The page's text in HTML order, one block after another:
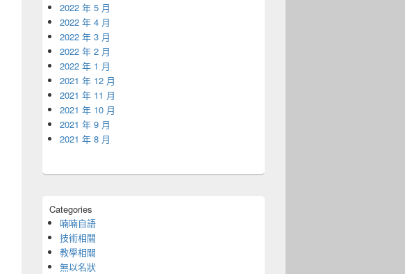
2022 年 5 月
2022 年 4 月
2022 年 3 月
2022 年 2 月
2022 年 1 月
2021 年 12 月
2021 年 11 月
2021 年 10 月
2021 年 9 月
2021 年 8 月
Categories
喃喃自語
技術相關
教學相關
無以名狀